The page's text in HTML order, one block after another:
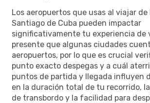
Los aeropuertos que usas al viajar de
Santiago de Cuba pueden impactar
significativamente tu experiencia de
presente que algunas ciudades
aeropuertos, por lo que es crucial
punto exacto despegas y a cuál
puntos de partida y llegada influyen
en la duración total de tu recorrido,
de transbordo y la facilidad para